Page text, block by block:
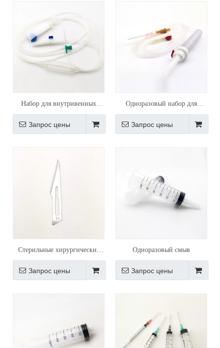
Набор для внутривенных
инфузий (двойная трубка)
Запрос цены
Одноразовый набор для
переливания крови
Запрос цены
Стерильные хирургические
лезвия из нержавеющей стали
Запрос цены
Одноразовый смыв
Запрос цены